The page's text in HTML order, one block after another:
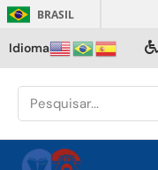
BRASIL
Idioma